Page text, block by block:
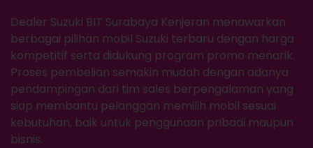
Dealer Suzuki BIT Surabaya Kenjeran menawarkan
berbagai pilihan mobil Suzuki terbaru dengan harga
kompetitif serta didukung program promo menarik.
Proses pembelian semakin mudah dengan adanya
pendampingan dari tim sales berpengalaman yang
siap membantu pelanggan memilih mobil sesuai
kebutuhan, baik untuk penggunaan pribadi maupun
bisnis.